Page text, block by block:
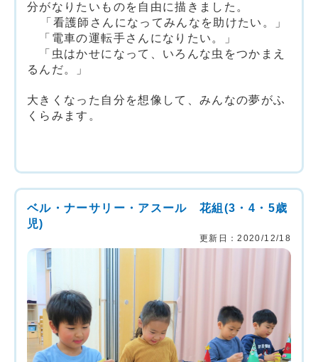
分がなりたいものを自由に描きました。
「看護師さんになってみんなを助けたい。」
「電車の運転手さんになりたい。」
「虫はかせになって、いろんな虫をつかまえ
るんだ。」
大きくなった自分を想像して、みんなの夢がふ
くらみます。
ベル・ナーサリー・アスール 花組(3・4・5歳
児)
更新日：2020/12/18